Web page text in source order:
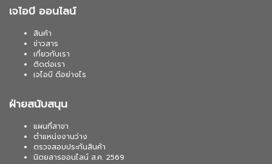
เจไอบี ออนไลน์
สินค้า
ข่าวสาร
เกี่ยวกับเรา
ติดต่อเรา
เจไอบี ดีอย่างไร
ฝ่ายสนับสนุน
แผนที่สาขา
ตำแหน่งงานว่าง
ตรวจสอบประกันสินค้า
นิตยสารออนไลน์ ส.ค. 2569